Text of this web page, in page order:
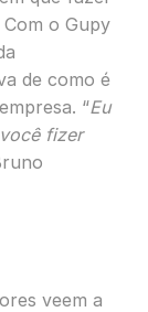
o Gupy
de como é
“Eu
fizer
veem a